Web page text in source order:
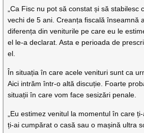
„Ca Fisc nu pot să constat și să stabilesc
vechi de 5 ani. Creanța fiscală înseamnă
diferența din veniturile pe care eu le
el le-a declarat. Asta e perioada de
el.
În situația în care acele venituri sunt ca
Aici intrăm într-o altă discuție. Foarte
situații în care vom face sesizări penale.
„Eu estimez venitul la momentul în care
ți-ai cumpărat o casă sau o mașină ultra